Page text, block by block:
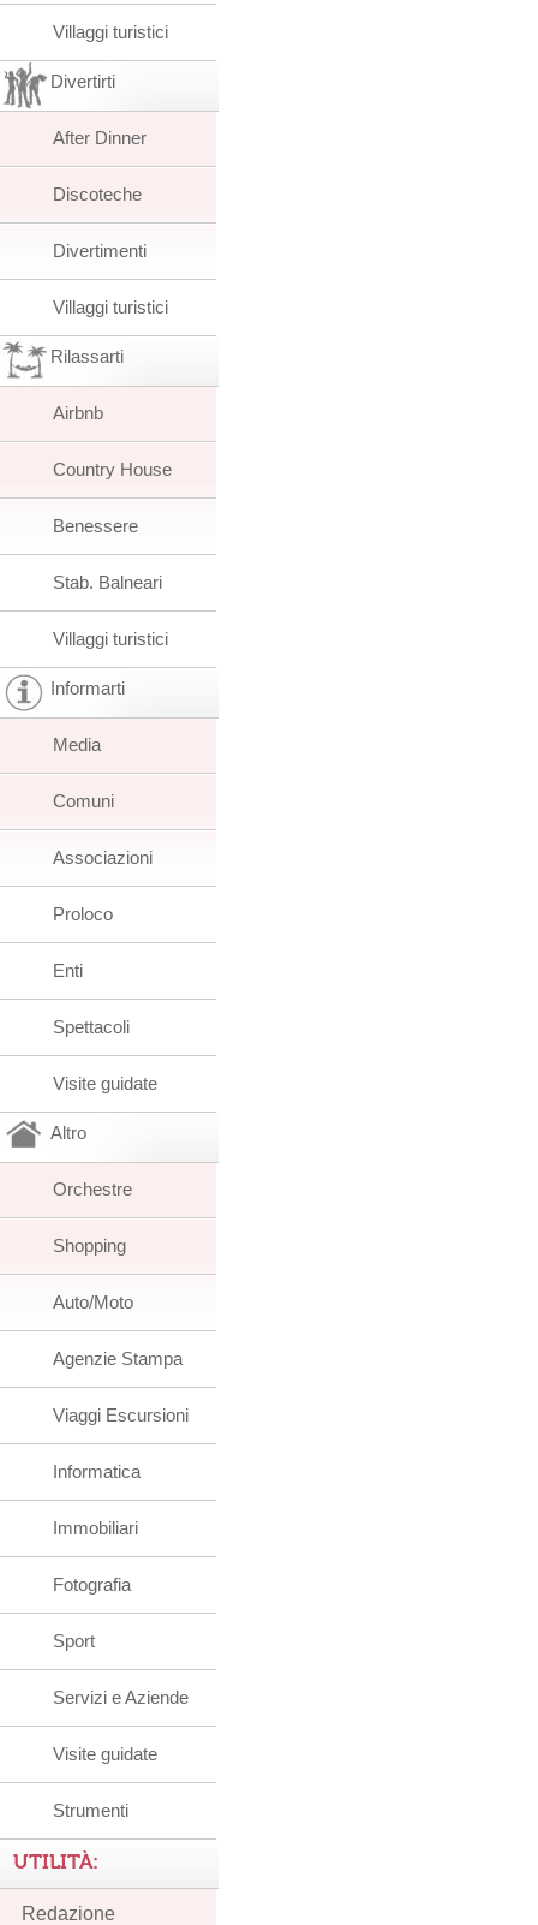
Villaggi turistici
Divertirti
After Dinner
Discoteche
Divertimenti
Villaggi turistici
Rilassarti
Airbnb
Country House
Benessere
Stab. Balneari
Villaggi turistici
Informarti
Media
Comuni
Associazioni
Proloco
Enti
Spettacoli
Visite guidate
Altro
Orchestre
Shopping
Auto/Moto
Agenzie Stampa
Viaggi Escursioni
Informatica
Immobiliari
Fotografia
Sport
Servizi e Aziende
Visite guidate
Strumenti
UTILITÀ:
Redazione